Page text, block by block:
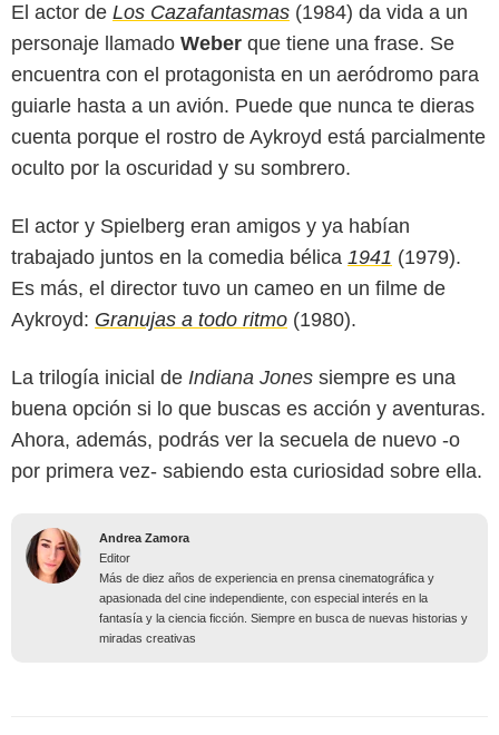
El actor de Los Cazafantasmas (1984) da vida a un
personaje llamado Weber que tiene una frase. Se
encuentra con el protagonista en un aeródromo para
guiarle hasta a un avión. Puede que nunca te dieras
cuenta porque el rostro de Aykroyd está parcialmente
oculto por la oscuridad y su sombrero.
El actor y Spielberg eran amigos y ya habían
trabajado juntos en la comedia bélica 1941 (1979).
Es más, el director tuvo un cameo en un filme de
Aykroyd: Granujas a todo ritmo (1980).
La trilogía inicial de Indiana Jones siempre es una
buena opción si lo que buscas es acción y aventuras.
Ahora, además, podrás ver la secuela de nuevo -o
por primera vez- sabiendo esta curiosidad sobre ella.
Andrea Zamora
Editor
Más de diez años de experiencia en prensa cinematográfica y
apasionada del cine independiente, con especial interés en la
fantasía y la ciencia ficción. Siempre en busca de nuevas historias y
miradas creativas